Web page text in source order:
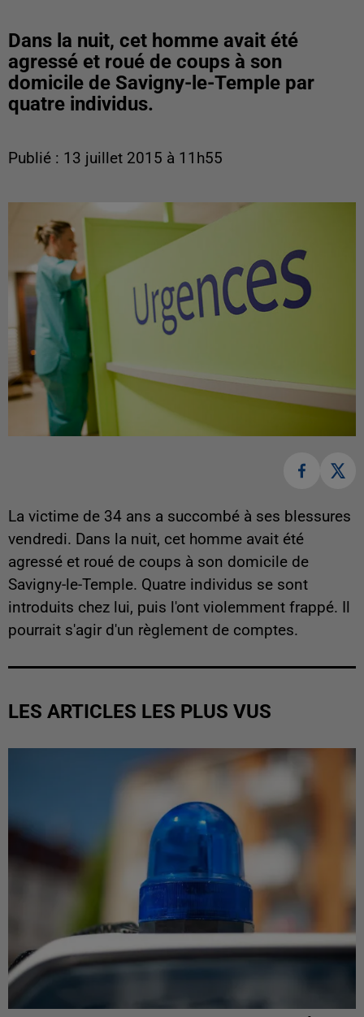
Dans la nuit, cet homme avait été
agressé et roué de coups à son
domicile de Savigny-le-Temple par
quatre individus.
Publié : 13 juillet 2015 à 11h55
La victime de 34 ans a succombé à ses blessures
vendredi. Dans la nuit, cet homme avait été
agressé et roué de coups à son domicile de
Savigny-le-Temple. Quatre individus se sont
introduits chez lui, puis l'ont violemment frappé. Il
pourrait s'agir d'un règlement de comptes.
LES ARTICLES LES PLUS VUS